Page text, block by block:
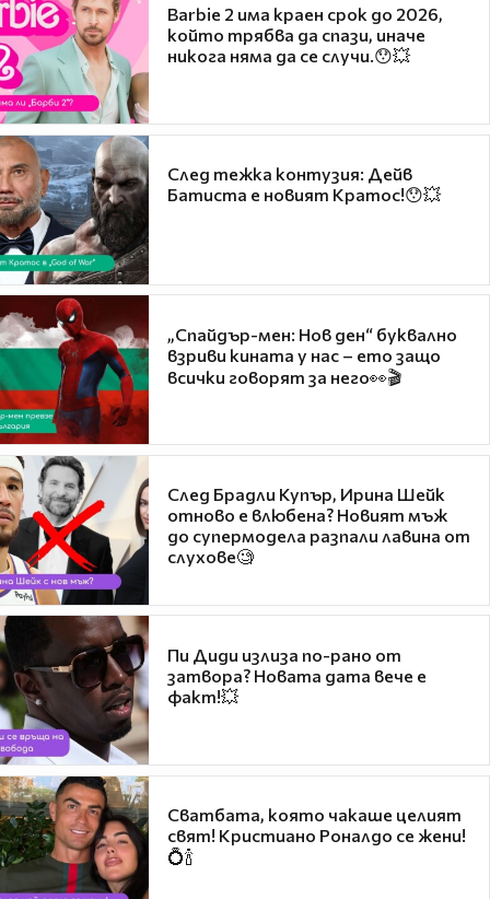
Barbie 2 има краен срок до 2026,
който трябва да спази, иначе
никога няма да се случи.😯💥
След тежка контузия: Дейв
Батиста е новият Кратос!😯💥
„Спайдър-мен: Нов ден“ буквално
взриви кината у нас – ето защо
всички говорят за него👀🎬
След Брадли Купър, Ирина Шейк
отново е влюбена? Новият мъж
до супермодела разпали лавина от
слухове🧐
Пи Диди излиза по-рано от
затвора? Новата дата вече е
факт!💥
Сватбата, която чакаше целият
свят! Кристиано Роналдо се жени!
💍🍾